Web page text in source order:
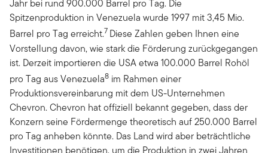
Jahr bei rund 900.000 Barrel pro Tag. Die
Spitzenproduktion in Venezuela wurde 1997 mit 3,45 Mio.
Barrel pro Tag erreicht.7 Diese Zahlen geben Ihnen eine
Vorstellung davon, wie stark die Förderung zurückgegangen
ist. Derzeit importieren die USA etwa 100.000 Barrel Rohöl
pro Tag aus Venezuela8 im Rahmen einer
Produktionsvereinbarung mit dem US-Unternehmen
Chevron. Chevron hat offiziell bekannt gegeben, dass der
Konzern seine Fördermenge theoretisch auf 250.000 Barrel
pro Tag anheben könnte. Das Land wird aber beträchtliche